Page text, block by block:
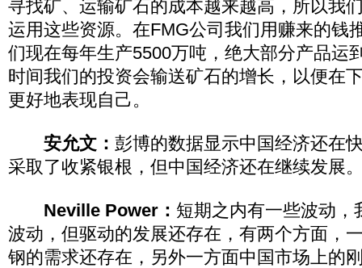
寻找矿、运输矿石的成本越来越高，所以我
运用这些资源。在FMG公司我们用赚来的钱
们现在每年生产5500万吨，绝大部分产品运
时间我们的投资会输送矿石的增长，以便在
更好地表现自己。
安允文： 彭博的数据显示中国经济还在
采取了收紧银根，但中国经济还在继续发展
Neville Power： 短期之内有一些波动，
波动，但驱动的发展还存在，有两个方面，
钢的需求还存在，另外一方面中国市场上的